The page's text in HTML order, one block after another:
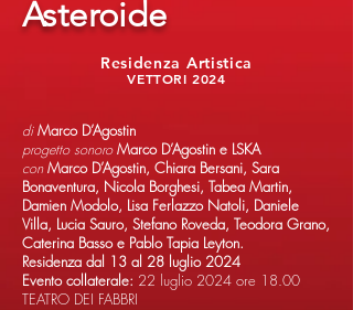
Asteroide
VETTORI 2024
Residenza Artistica
di Marco D’Agostin
progetto sonoroMarco D’Agostin e LSKA
conMarco D’Agostin, Chiara Bersani, Sara
Bonaventura, Nicola Borghesi, Tabea Martin,
Damien Modolo, Lisa Ferlazzo Natoli, Daniele
Villa, Lucia Sauro, Stefano Roveda, Teodora Grano,
Caterina Basso e Pablo Tapia Leyton.
Residenza dal 13 al 28 luglio 2024
Evento collaterale: 22 luglio 2024 ore 18.00
TEATRO DEI FABBRI